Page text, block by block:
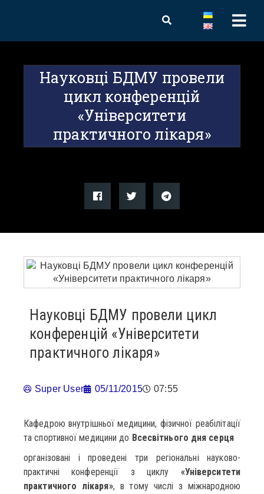
Науковці БДМУ провели
цикл конференцій
«Університети
практичного лікаря»
Науковці БДМУ провели цикл
конференцій «Університети
практичного лікаря»
Super User 05/11/2015 07:55
Кафедрою внутрішньої медицини, фізичної реабілітації
та спортивної медицини до Всесвітнього дня серця
організовані і проведені три регіональні науково-
практичні конференції з циклу «Університети
практичного лікаря», в тому числі з міжнародною